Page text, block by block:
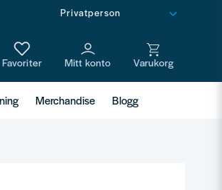
Merchandise Blogg